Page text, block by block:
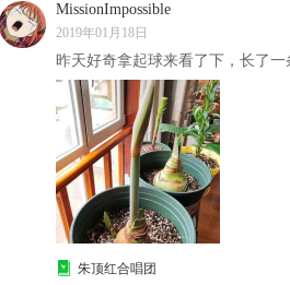
MissionImpossible
2019年01月18日
昨天好奇拿起球来看了下，长了一
朱顶红合唱团